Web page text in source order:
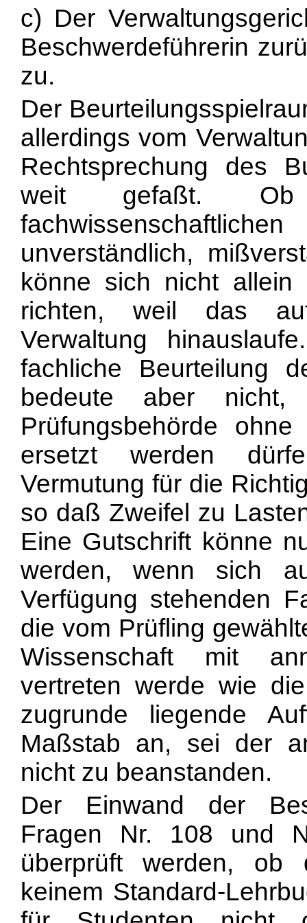
c) Der
Beschwerdeführerin
zu.
Der
allerdings vom
Rechtsprechung des
weit gefaßt.
unverständlich,
könne sich nicht
richten, weil das
Verwaltung
fachliche Beurteilung
bedeute aber
Prüfungsbehörde
ersetzt werden
Vermutung für die
so daß Zweifel zu
Eine Gutschrift könne
werden, wenn sich
Verfügung stehenden
die vom Prüfling
Wissenschaft mit
vertreten werde wie
zugrunde liegende
Maßstab an, sei der
nicht zu beanstanden.
Der Einwand der
Fragen Nr. 108 und
überprüft werden, ob
keinem Standard-